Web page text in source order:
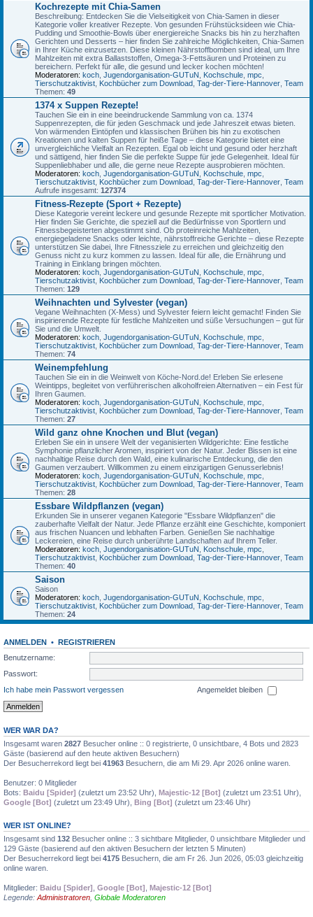
Kochrezepte mit Chia-Samen
Beschreibung: Entdecken Sie die Vielseitigkeit von Chia-Samen in dieser
Kategorie voller kreativer Rezepte. Von gesunden Frühstücksideen wie Chia-
Pudding und Smoothie-Bowls über energiereiche Snacks bis hin zu herzhaften
Gerichten und Desserts – hier finden Sie zahlreiche Möglichkeiten, Chia-Samen
in Ihrer Küche einzusetzen. Diese kleinen Nährstoffbomben sind ideal, um Ihre
Mahlzeiten mit extra Ballaststoffen, Omega-3-Fettsäuren und Proteinen zu
bereichern. Perfekt für alle, die gesund und lecker kochen möchten!
Moderatoren: koch Jugendorganisation-GUTuN Kochschule mpc
Tierschutzaktivist Kochbücher zum Download Tag-der-Tiere-Hannover Team
Themen: 49
1374 x Suppen Rezepte!
Tauchen Sie ein in eine beeindruckende Sammlung von ca. 1374
Suppenrezepten, die für jeden Geschmack und jede Jahreszeit etwas bieten.
Von wärmenden Eintöpfen und klassischen Brühen bis hin zu exotischen
Kreationen und kalten Suppen für heiße Tage – diese Kategorie bietet eine
unvergleichliche Vielfalt an Rezepten. Egal ob leicht und gesund oder herzhaft
und sättigend, hier finden Sie die perfekte Suppe für jede Gelegenheit. Ideal für
Suppenliebhaber und alle, die gerne neue Rezepte ausprobieren möchten.
Moderatoren: koch Jugendorganisation-GUTuN Kochschule mpc
Tierschutzaktivist Kochbücher zum Download Tag-der-Tiere-Hannover Team
Aufrufe insgesamt: 127374
Fitness-Rezepte (Sport + Rezepte)
Diese Kategorie vereint leckere und gesunde Rezepte mit sportlicher Motivation.
Hier finden Sie Gerichte, die speziell auf die Bedürfnisse von Sportlern und
Fitnessbegeisterten abgestimmt sind. Ob proteinreiche Mahlzeiten,
energiegeladene Snacks oder leichte, nährstoffreiche Gerichte – diese Rezepte
unterstützen Sie dabei, Ihre Fitnessziele zu erreichen und gleichzeitig den
Genuss nicht zu kurz kommen zu lassen. Ideal für alle, die Ernährung und
Training in Einklang bringen möchten.
Moderatoren: koch Jugendorganisation-GUTuN Kochschule mpc
Tierschutzaktivist Kochbücher zum Download Tag-der-Tiere-Hannover Team
Themen: 129
Weihnachten und Sylvester (vegan)
Vegane Weihnachten (X-Mess) und Sylvester feiern leicht gemacht! Finden Sie
inspirierende Rezepte für festliche Mahlzeiten und süße Versuchungen – gut für
Sie und die Umwelt.
Moderatoren: koch Jugendorganisation-GUTuN Kochschule mpc
Tierschutzaktivist Kochbücher zum Download Tag-der-Tiere-Hannover Team
Themen: 74
Weinempfehlung
Tauchen Sie ein in die Weinwelt von Köche-Nord.de! Erleben Sie erlesene
Weintipps, begleitet von verführerischen alkoholfreien Alternativen – ein Fest für
Ihren Gaumen.
Moderatoren: koch Jugendorganisation-GUTuN Kochschule mpc
Tierschutzaktivist Kochbücher zum Download Tag-der-Tiere-Hannover Team
Themen: 27
Wild ganz ohne Knochen und Blut (vegan)
Erleben Sie ein in unsere Welt der veganisierten Wildgerichte: Eine festliche
Symphonie pflanzlicher Aromen, inspiriert von der Natur. Jeder Bissen ist eine
nachhaltige Reise durch den Wald, eine kulinarische Entdeckung, die den
Gaumen verzaubert. Willkommen zu einem einzigartigen Genusserlebnis!
Moderatoren: koch Jugendorganisation-GUTuN Kochschule mpc
Tierschutzaktivist Kochbücher zum Download Tag-der-Tiere-Hannover Team
Themen: 28
Essbare Wildpflanzen (vegan)
Erkunden Sie in unserer veganen Kategorie "Essbare Wildpflanzen" die
zauberhafte Vielfalt der Natur. Jede Pflanze erzählt eine Geschichte, komponiert
aus frischen Nuancen und lebhaften Farben. Genießen Sie nachhaltige
Leckereien, eine Reise durch unberührte Landschaften auf Ihrem Teller.
Moderatoren: koch Jugendorganisation-GUTuN Kochschule mpc
Tierschutzaktivist Kochbücher zum Download Tag-der-Tiere-Hannover Team
Themen: 40
Saison
Saison
Moderatoren: koch Jugendorganisation-GUTuN Kochschule mpc
Tierschutzaktivist Kochbücher zum Download Tag-der-Tiere-Hannover Team
Themen: 24
ANMELDEN • REGISTRIEREN
Benutzername:
Passwort:
Ich habe mein Passwort vergessen
Angemeldet bleiben
WER WAR DA?
Insgesamt waren 2827 Besucher online :: 0 registrierte, 0 unsichtbare, 4 Bots und 2823
Gäste (basierend auf den heute aktiven Besuchern)
Der Besucherrekord liegt bei 41963 Besuchern, die am Mi 29. Apr 2026 online waren.
Benutzer: 0 Mitglieder
Bots: Baidu [Spider] (zuletzt um 23:52 Uhr), Majestic-12 [Bot] (zuletzt um 23:51 Uhr),
Google [Bot] (zuletzt um 23:49 Uhr), Bing [Bot] (zuletzt um 23:46 Uhr)
WER IST ONLINE?
Insgesamt sind 132 Besucher online :: 3 sichtbare Mitglieder, 0 unsichtbare Mitglieder und
129 Gäste (basierend auf den aktiven Besuchern der letzten 5 Minuten)
Der Besucherrekord liegt bei 4175 Besuchern, die am Fr 26. Jun 2026, 05:03 gleichzeitig
online waren.
Mitglieder: Baidu [Spider] Google [Bot] Majestic-12 [Bot]
Legende: Administratoren Globale Moderatoren